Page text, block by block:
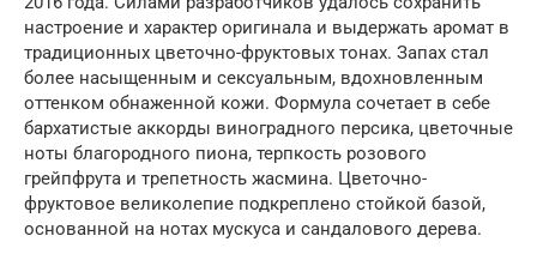
настроение и характер оригинала и выдержать аромат в
традиционных цветочно-фруктовых тонах. Запах стал
более насыщенным и сексуальным, вдохновленным
оттенком обнаженной кожи. Формула сочетает в себе
бархатистые аккорды виноградного персика, цветочные
ноты благородного пиона, терпкость розового
грейпфрута и трепетность жасмина. Цветочно-
фруктовое великолепие подкреплено стойкой базой,
основанной на нотах мускуса и сандалового дерева.